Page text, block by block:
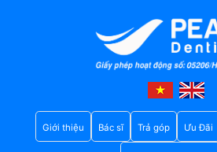
Giới thiệu Bác sĩ Trả góp Ưu Đãi